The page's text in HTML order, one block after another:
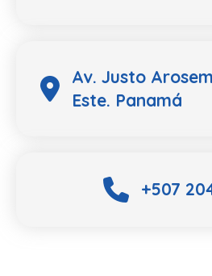
Av. Justo
Este. Panamá
+507